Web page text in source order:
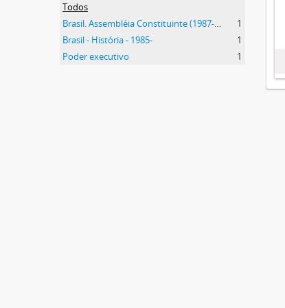
Todos
Brasil. Assembléia Constituinte (1987-1988)
1
Brasil - História - 1985-
1
Poder executivo
1